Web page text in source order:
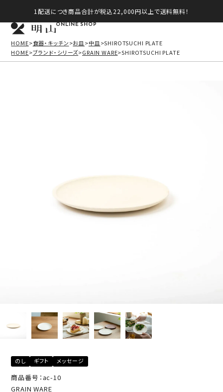
1配送につき商品合計が税込22,000円以上で送料無料！
ONLINE SHOP
HOME 食器・キッチン お皿 中皿
SHIROTSUCHI PLATE
HOME ブランド・シリーズ GRAIN WARE SHIROTSUCHI PLATE
のし ギフト メッセージ
商品番号：ac-10
GRAIN WARE